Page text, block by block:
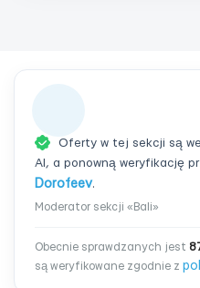
Oferty w tej sekcji są
AI, a ponowną weryfikację
Dorofeev.
Moderator sekcji «Bali»
Obecnie sprawdzanych jest
są weryfikowane zgodnie z